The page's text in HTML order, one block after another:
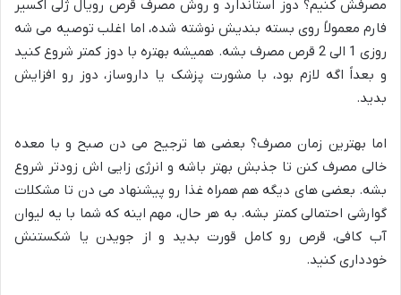
مصرفش کنیم؟ دوز استاندارد و روش مصرف قرص رویال ژلی اکسیر
فارم معمولاً روی بسته بندیش نوشته شده، اما اغلب توصیه می شه
روزی 1 الی 2 قرص مصرف بشه. همیشه بهتره با دوز کمتر شروع کنید
و بعداً اگه لازم بود، با مشورت پزشک یا داروساز، دوز رو افزایش
بدید.
اما بهترین زمان مصرف؟ بعضی ها ترجیح می دن صبح و با معده
خالی مصرف کنن تا جذبش بهتر باشه و انرژی زایی اش زودتر شروع
بشه. بعضی های دیگه هم همراه غذا رو پیشنهاد می دن تا مشکلات
گوارشی احتمالی کمتر بشه. به هر حال، مهم اینه که شما با یه لیوان
آب کافی، قرص رو کامل قورت بدید و از جویدن یا شکستنش
خودداری کنید.